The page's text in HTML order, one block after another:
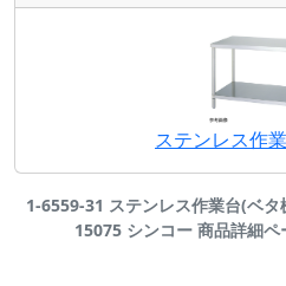
ステンレス作
1-6559-31 ステンレス作業台(ベ
15075 シンコー 商品詳細